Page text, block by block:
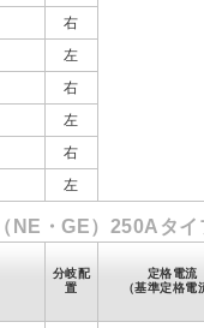
右
左
右
左
右
左
NE・GE）250Aタイ
分岐配
置
定格電流
（基準定格電